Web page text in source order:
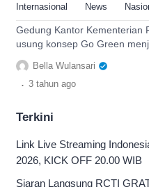
Internasional News
dan Raih Penghargaan
Gedung Kantor Kementerian
usung konsep Go Green
gedung teramah lingkungan
Tenggara. Simak info
Bella Wulansari
. 3 tahun ago
Terkini
Link Live Streaming
2026, KICK OFF 20.00 WIB
Siaran Langsung RCTI